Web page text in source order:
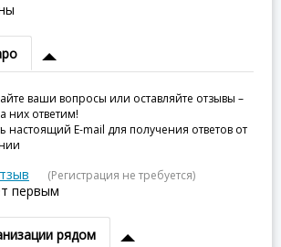
ваши вопросы или оставляйте отзывы –
них ответим!
E-mail для получения ответов от
(Регистрация не требуется)
первым
рядом